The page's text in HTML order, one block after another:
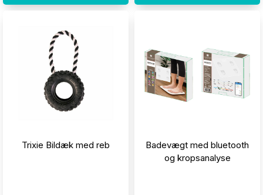
Trixie Bildæk med reb
Badevægt med bluetooth
og kropsanalyse